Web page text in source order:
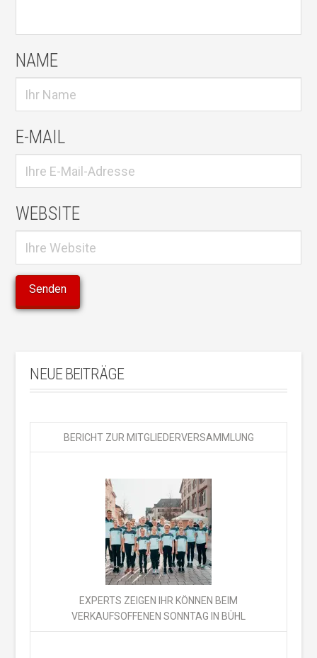
NAME
E-MAIL
WEBSITE
NEUE BEITRÄGE
BERICHT ZUR MITGLIEDERVERSAMMLUNG
EXPERTS ZEIGEN IHR KÖNNEN BEIM
VERKAUFSOFFENEN SONNTAG IN BÜHL